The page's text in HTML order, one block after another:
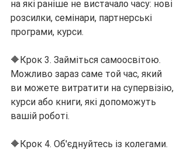
на які раніше не вистачало часу: нові
розсилки, семінари, партнерські
програми, курси.
🔶Крок 3. Займіться самоосвітою.
Можливо зараз саме той час, який
ви можете витратити на супервізію,
курси або книги, які допоможуть
вашій роботі.
🔶Крок 4. Об'єднуйтесь із колегами.